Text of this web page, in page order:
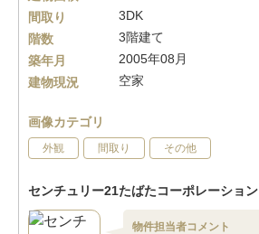
間取り
3DK
階数
3階建て
築年月
2005年08月
建物現況
空家
画像カテゴリ
外観 間取り その他
センチュリー21たばたコーポレーション
物件担当者コメント